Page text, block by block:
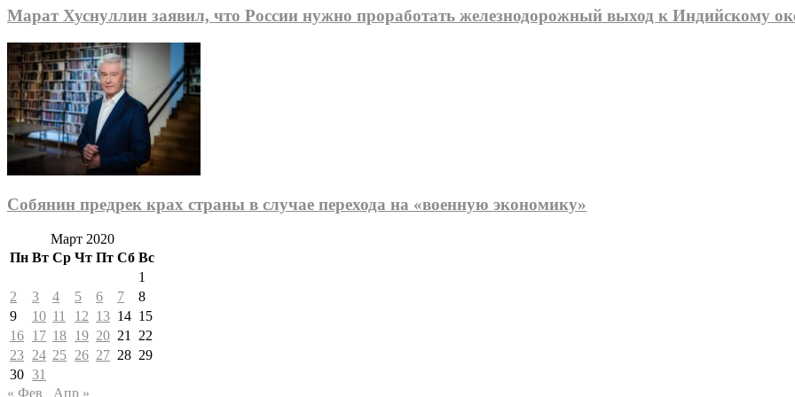
Марат Хуснуллин заявил, что России нужно проработать железнодорожный выход к Индийскому
Собянин предрек крах страны в случае перехода на «военную экономику»
Март 2020
Пн Вт Ср Чт Пт Сб Вс
1
2
3 4 5 6 7
8
9
10 11 12 13 14 15
16 17 18 19 20 21
22
23 24 25 26 27 28 29
30 31
« Фев
Апр »